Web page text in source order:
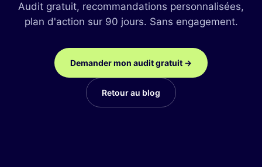
Audit gratuit, recommandations personnalisées,
plan d'action sur 90 jours. Sans engagement.
Demander mon audit gratuit →
Retour au blog